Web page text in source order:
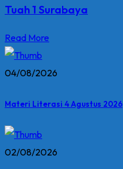
Tuah 1 Surabaya
Read More
04/08/2026
Materi Literasi 4 Agustus 2026
02/08/2026